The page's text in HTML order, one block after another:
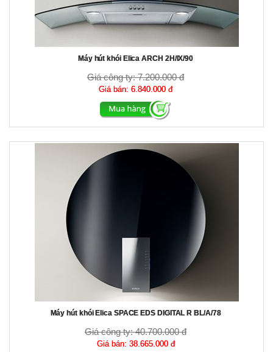
Máy hút khói Elica ARCH 2H/IX/90
Giá công ty:7.200.000 đ
Giá bán: 6.840.000 đ
Máy hút khói Elica SPACE EDS DIGITAL R BL/A/78
Giá công ty:40.700.000 đ
Giá bán: 38.665.000 đ